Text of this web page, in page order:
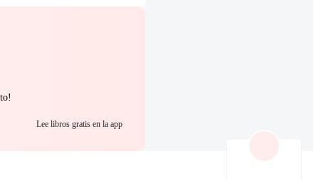
Lee libros gratis en la app